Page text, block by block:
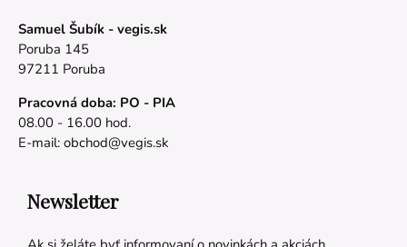
Samuel Šubík - vegis.sk
Poruba 145
97211 Poruba
Pracovná doba: PO - PIA
08.00 - 16.00 hod.
E-mail: obchod@vegis.sk
Newsletter